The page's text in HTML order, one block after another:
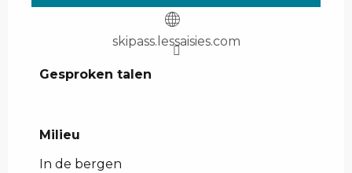
skipass.lessaisies.com
Gesproken talen
Gesproken talen
Milieu
Milieu
In de bergen